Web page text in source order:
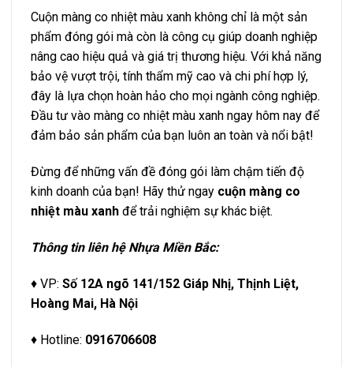
Cuộn màng co nhiệt màu xanh không chỉ là một sản
phẩm đóng gói mà còn là công cụ giúp doanh nghiệp
nâng cao hiệu quả và giá trị thương hiệu. Với khả năng
bảo vệ vượt trội, tính thẩm mỹ cao và chi phí hợp lý,
đây là lựa chọn hoàn hảo cho mọi ngành công nghiệp.
Đầu tư vào màng co nhiệt màu xanh ngay hôm nay để
đảm bảo sản phẩm của bạn luôn an toàn và nổi bật!
Đừng để những vấn đề đóng gói làm chậm tiến độ
kinh doanh của bạn! Hãy thử ngay cuộn màng co
nhiệt màu xanh để trải nghiệm sự khác biệt.
Thông tin liên hệ Nhựa Miền Bắc:
♦ VP: Số 12A ngõ 141/152 Giáp Nhị, Thịnh Liệt,
Hoàng Mai, Hà Nội
♦ Hotline: 0916706608